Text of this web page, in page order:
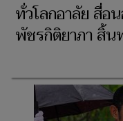
ทั่วโลกอาลัย สื่อ
พัชรกิติยาภา สิ้